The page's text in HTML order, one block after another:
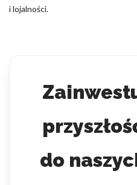
i lojalności.
do